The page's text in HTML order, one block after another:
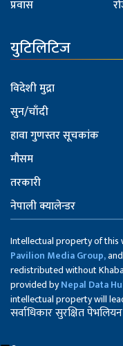
प्रवास
युटिलिटिज
विदेशी मुद्रा
सुन/चाँदी
हावा गुणस्तर सूचकांक
मौसम
तरकारी
नेपाली क्यालेन्डर
Intellectual property of this
Pavilion Media Group,
redistributed without
provided byNepal Data
intellectual property will
सर्वाधिकार सुरक्षित